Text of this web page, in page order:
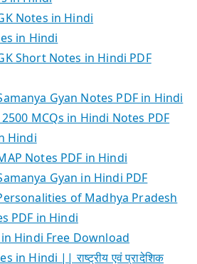
Notes in Hindi
in Hindi
Short Notes in Hindi PDF
Gyan Notes PDF in Hindi
MCQs in Hindi Notes PDF
Hindi
Notes PDF in Hindi
Gyan in Hindi PDF
of Madhya Pradesh
PDF in Hindi
in Hindi Free Download
in Hindi || राष्ट्रीय एवं प्रादेशिक